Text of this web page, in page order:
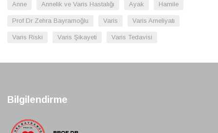
Anne Annelik ve Varis Hastalığı Ayak Hamile
Prof Dr Zehra Bayramoğlu Varis Varis Ameliyatı
Varis Riski Varis Şikayeti Varis Tedavisi
Bilgilendirme